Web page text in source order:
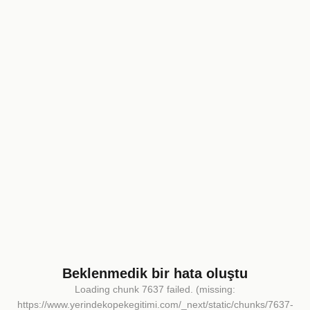
Beklenmedik bir hata oluştu
Loading chunk 7637 failed. (missing:
https://www.yerindekopekegitimi.com/_next/static/chunks/7637-